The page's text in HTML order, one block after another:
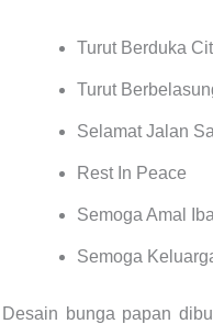
Turut Berduka
Turut
Selamat Jalan
Rest In Peace
Semoga Amal
Semoga
Desain bunga papan